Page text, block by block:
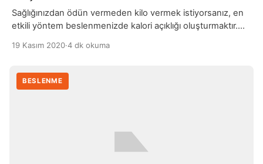
Sağlığınızdan ödün vermeden kilo vermek istiyorsanız, en
etkili yöntem beslenmenizde kalori açıklığı oluşturmaktır.
19 Kasım 2020·4 dk okuma
BESLENME